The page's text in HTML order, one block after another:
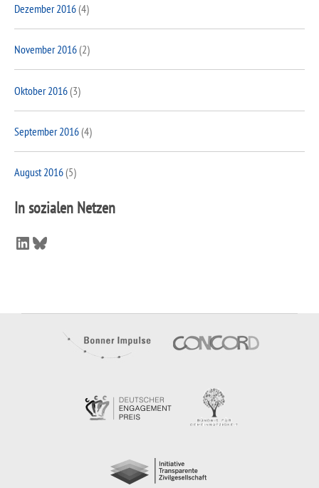
Dezember 2016(4)
November 2016(2)
Oktober 2016(3)
September 2016(4)
August 2016(5)
In sozialen Netzen
LinkedIn
Bluesky